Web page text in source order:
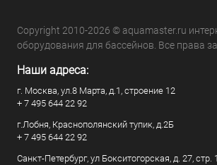
Copyright 2010-2026 © aquamaster.ru
оборудования для бассейнов. Все права
Наши адреса:
г. Москва, ул.8 Марта, д.1, строение 12
+ 7 495 644 22 92
г.Лобня, Краснополянский тупик, д.2Б
+ 7 495 644 22 92
Санкт-Петербург, ул Бокситогорская, д. 27, стр. 1